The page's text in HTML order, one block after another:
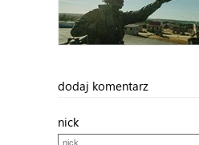
dodaj komentarz
nick